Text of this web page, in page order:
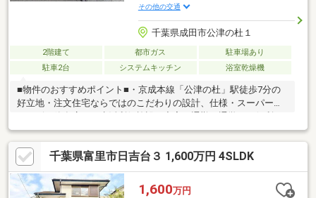
その他の交通
千葉県成田市公津の杜１
2階建て 都市ガス
駐車場あり
駐車2台
システムキッチン 浴室乾燥機
■物件のおすすめポイント■・京成本線「公津の杜」駅徒歩7分の
好立地・注文住宅ならではのこだわりの設計、仕様・スーパーや
コンビニ飲食店など生活利便施設が充実・通勤や通学にも便利な
立地・閑静な住宅街で落ち着いた住環境・室内を丁寧に使用され
ております・駐車スペース並列2台分あり・陽当たり、通風良好・
南東側前面棟なし
千葉県富里市日吉台３ 1,600万円 4SLDK
1,600万円